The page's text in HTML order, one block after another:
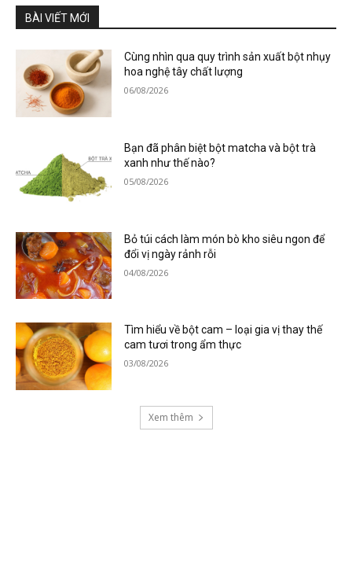
BÀI VIẾT MỚI
Cùng nhìn qua quy trình sản xuất bột nhụy
hoa nghệ tây chất lượng
06/08/2026
Bạn đã phân biệt bột matcha và bột trà
xanh như thế nào?
05/08/2026
Bỏ túi cách làm món bò kho siêu ngon để
đổi vị ngày rảnh rỗi
04/08/2026
Tìm hiểu về bột cam – loại gia vị thay thế
cam tươi trong ẩm thực
03/08/2026
Xem thêm